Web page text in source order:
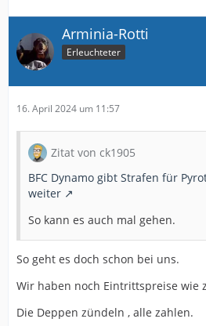
Arminia-Rotti
Erleuchteter
16. April 2024 um 11:57
Zitat von ck1905
BFC Dynamo gibt Strafen für
weiter
So kann es auch mal gehen.
So geht es doch schon bei uns.
Wir haben noch Eintrittspreise wie
Die Deppen zündeln , alle zahlen.